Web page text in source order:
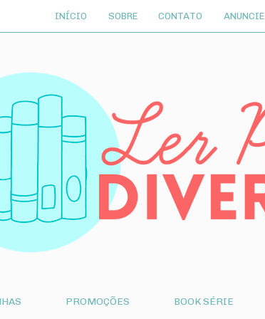
INÍCIO SOBRE CONTATO ANUNCIE
PROMOÇÕES BOOK SÉRIE